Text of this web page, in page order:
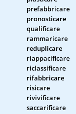
prefabbricare
pronosticare
qualificare
rammaricare
reduplicare
riappacificare
riclassificare
rifabbricare
risicare
rivivificare
saccarificare